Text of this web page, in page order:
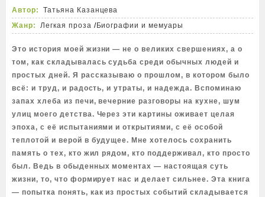
Автор:
Татьяна Казанцева
Жанр:
Легкая проза /Биографии и мемуары
Это история моей жизни — не о великих свершениях, а о
том, как складывалась судьба среди обычных людей и
простых дней. Я рассказываю о прошлом, в котором было
всё: и труд, и радость, и утраты, и надежда. Вспоминаю
запах хлеба из печи, вечерние разговоры на кухне, шум
улиц моего детства. Через эти картины оживает целая
эпоха, с её испытаниями и открытиями, с её особой
теплотой и верой в будущее. Мне хотелось сохранить
память о тех, кто жил рядом, кто поддерживал, кто просто
был. Ведь в обыденных моментах — настоящая суть
жизни, то, что формирует нас и делает сильнее. Эта книга
— попытка понять, как из простых событий складывается